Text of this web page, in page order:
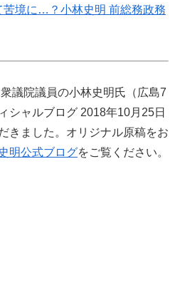
苦境に…？小林史明 前総務政務
議院議員の小林史明氏（広島7
シャルブログ 2018年10月25日
きました。オリジナル原稿をお
明公式ブログをご覧ください。